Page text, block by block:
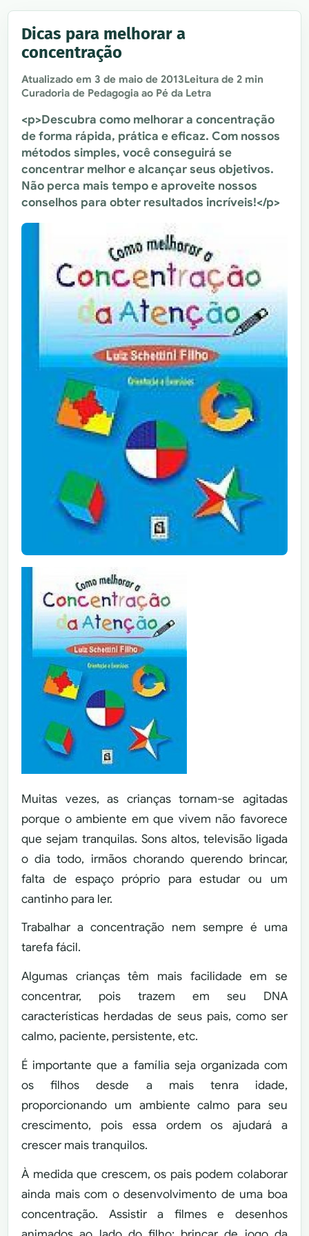
Dicas para melhorar a
concentração
Atualizado em3 de maio de 2013Leitura de 2 min
Curadoria de Pedagogia ao Pé da Letra
<p>Descubra como melhorar a concentração
de forma rápida, prática e eficaz. Com nossos
métodos simples, você conseguirá se
concentrar melhor e alcançar seus objetivos.
Não perca mais tempo e aproveite nossos
conselhos para obter resultados incríveis!</p>
Muitas vezes, as crianças tornam-se agitadas
porque o ambiente em que vivem não favorece
que sejam tranquilas. Sons altos, televisão ligada
o dia todo, irmãos chorando querendo brincar,
falta de espaço próprio para estudar ou um
cantinho para ler.
Trabalhar a concentração nem sempre é uma
tarefa fácil.
Algumas crianças têm mais facilidade em se
concentrar, pois trazem em seu DNA
características herdadas de seus pais, como ser
calmo, paciente, persistente, etc.
É importante que a família seja organizada com
os filhos desde a mais tenra idade,
proporcionando um ambiente calmo para seu
crescimento, pois essa ordem os ajudará a
crescer mais tranquilos.
À medida que crescem, os pais podem colaborar
ainda mais com o desenvolvimento de uma boa
concentração. Assistir a filmes e desenhos